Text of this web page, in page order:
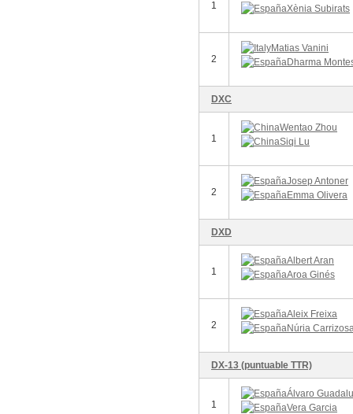
1
Xènia Subirats
2
Matias Vanini
Dharma
DXC
1
Wentao Zhou
Siqi Lu
2
Josep Antoner
Emma Olivera
DXD
1
Albert Aran
Aroa Ginés
2
Aleix Freixa
Núria
DX-13 (puntuable TTR)
1
Álvaro
Vera Garcia